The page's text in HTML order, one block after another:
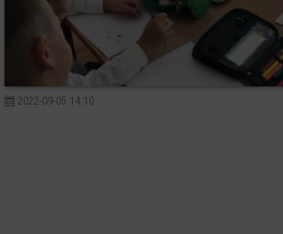
2022-09-05 14:10